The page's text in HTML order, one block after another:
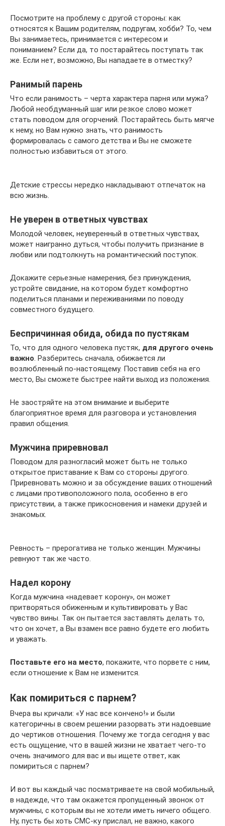
Посмотрите на проблему с другой стороны: как
относятся к Вашим родителям, подругам, хобби? То, чем
Вы занимаетесь, принимается с интересом и
пониманием? Если да, то постарайтесь поступать так
же. Если нет, возможно, Вы нападаете в отместку?
Ранимый парень
Что если ранимость – черта характера парня или мужа?
Любой необдуманный шаг или резкое слово может
стать поводом для огорчений. Постарайтесь быть мягче
к нему, но Вам нужно знать, что ранимость
формировалась с самого детства и Вы не сможете
полностью избавиться от этого.
Детские стрессы нередко накладывают отпечаток на
всю жизнь.
Не уверен в ответных чувствах
Молодой человек, неуверенный в ответных чувствах,
может наигранно дуться, чтобы получить признание в
любви или подтолкнуть на романтический поступок.
Докажите серьезные намерения, без принуждения,
устройте свидание, на котором будет комфортно
поделиться планами и переживаниями по поводу
совместного будущего.
Беспричинная обида, обида по пустякам
То, что для одного человека пустяк, для другого очень
важно . Разберитесь сначала, обижается ли
возлюбленный по-настоящему. Поставив себя на его
место, Вы сможете быстрее найти выход из положения.
Не заостряйте на этом внимание и выберите
благоприятное время для разговора и установления
правил общения.
Мужчина приревновал
Поводом для разногласий может быть не только
открытое приставание к Вам со стороны другого.
Приревновать можно и за обсуждение ваших отношений
с лицами противоположного пола, особенно в его
присутствии, а также прикосновения и намеки друзей и
знакомых.
Ревность – прерогатива не только женщин. Мужчины
ревнуют так же часто.
Надел корону
Когда мужчина «надевает корону», он может
притворяться обиженным и культивировать у Вас
чувство вины. Так он пытается заставлять делать то,
что он хочет, а Вы взамен все равно будете его любить
и уважать.
Поставьте его на место, покажите, что порвете с ним,
если отношение к Вам не изменится.
Как помириться с парнем?
Вчера вы кричали: «У нас все кончено!» и были
категоричны в своем решении разорвать эти надоевшие
до чертиков отношения. Почему же тогда сегодня у вас
есть ощущение, что в вашей жизни не хватает чего-то
очень значимого для вас и вы ищете ответ, как
помириться с парнем?
И вот вы каждый час посматриваете на свой мобильный,
в надежде, что там окажется пропущенный звонок от
мужчины, с которым вы не хотели иметь ничего общего.
Ну, пусть бы хоть СМС-ку прислал, не важно, какого